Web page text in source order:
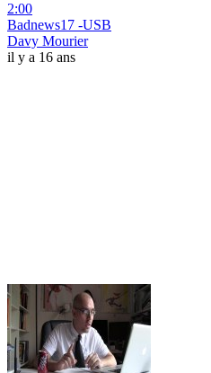
2:00
Badnews17 -USB
Davy Mourier
il y a 16 ans